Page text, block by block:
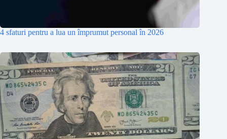
4 sfaturi pentru a lua un împrumut personal în 2026